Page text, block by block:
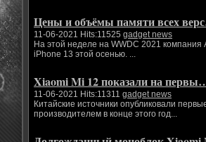
Цены и объёмы памяти всех
11-06-2021 Hits:11525 gadget news
На этой неделе на WWDC 2021
iPhone 13 этой осенью. ...
Xiaomi Mi 12 показали на
11-06-2021 Hits:11311 gadget news
Китайские источники опубликовали
производителем в конце этого год...